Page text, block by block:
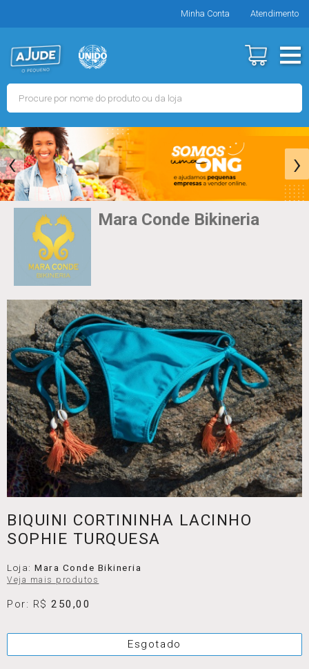
Minha Conta Atendimento
‹ ›
Mara Conde Bikineria
BIQUINI CORTININHA LACINHO
SOPHIE TURQUESA
Loja:Mara Conde Bikineria
Veja mais produtos
Por: R$250,00
Esgotado